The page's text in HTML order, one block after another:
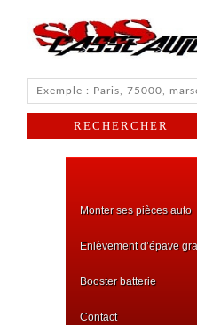
Monter ses pièces auto
Enlèvement d’épave
Booster batterie
Contact